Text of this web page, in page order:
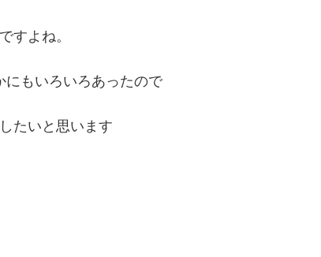
すよね。
にもいろいろあったので
たいと思います